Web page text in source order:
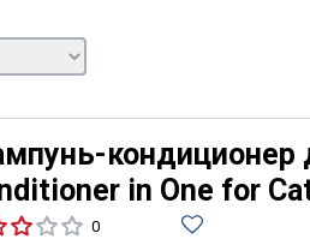
кондиционер
in One for
0